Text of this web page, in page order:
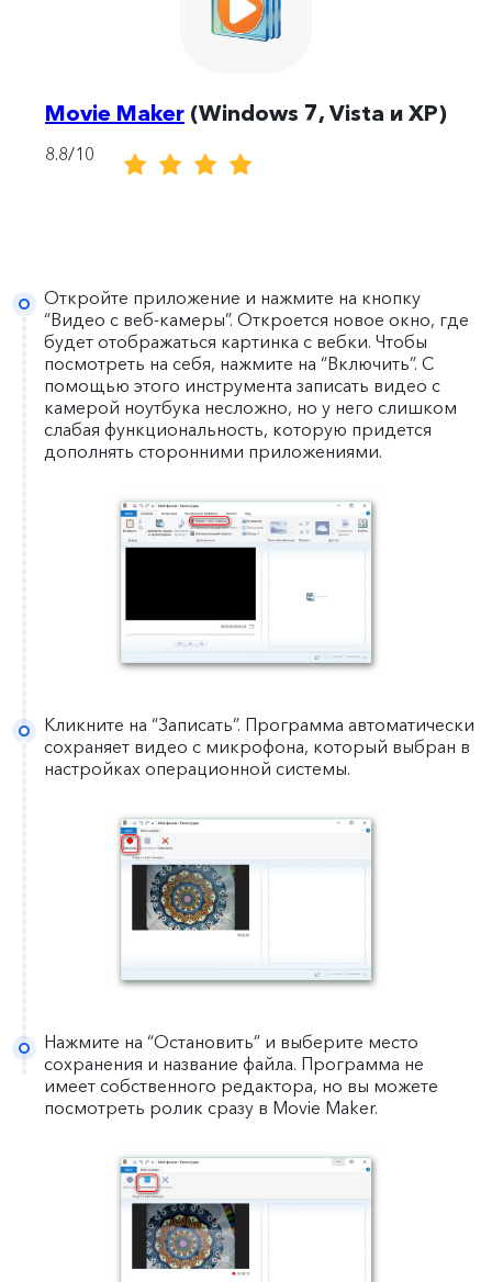
Movie Maker (Windows 7, Vista и XP)
8.8/10
Откройте приложение и нажмите на кнопку
“Видео с веб-камеры”. Откроется новое окно, где
будет отображаться картинка с вебки. Чтобы
посмотреть на себя, нажмите на “Включить”. С
помощью этого инструмента записать видео с
камерой ноутбука несложно, но у него слишком
слабая функциональность, которую придется
дополнять сторонними приложениями.
Кликните на “Записать”. Программа автоматически
сохраняет видео с микрофона, который выбран в
настройках операционной системы.
Нажмите на “Остановить” и выберите место
сохранения и название файла. Программа не
имеет собственного редактора, но вы можете
посмотреть ролик сразу в Movie Maker.